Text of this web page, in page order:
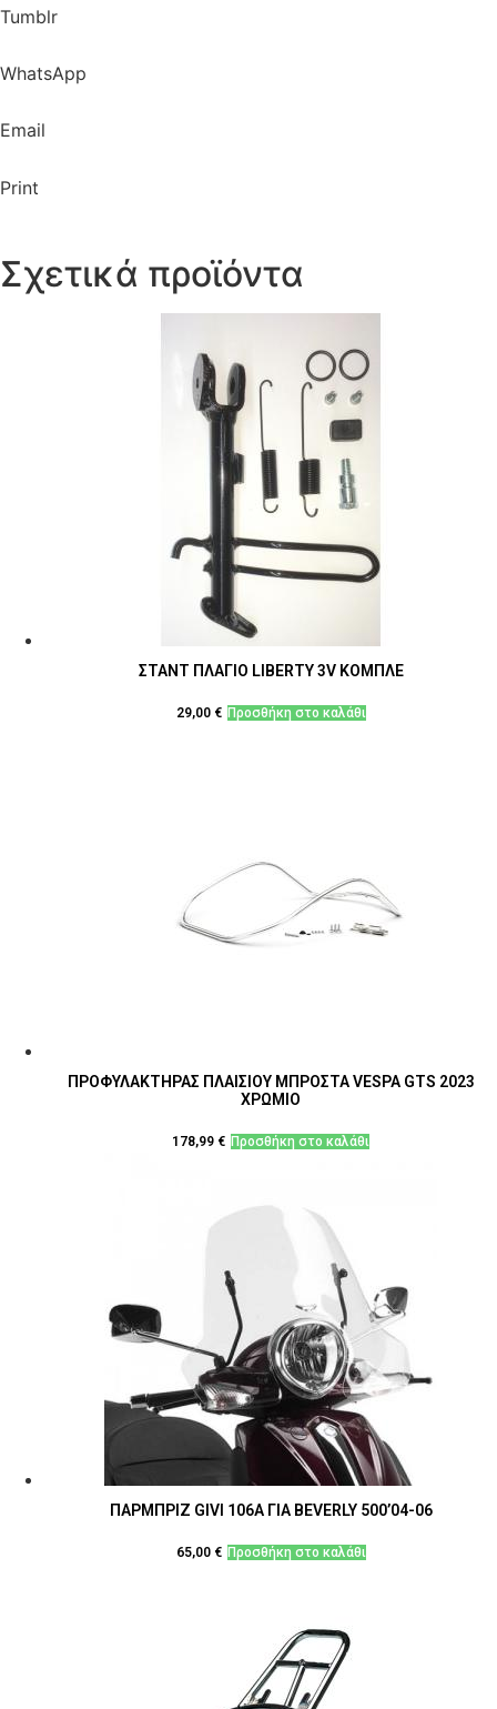
Tumblr
WhatsApp
Email
Print
Σχετικά προϊόντα
ΣΤΑΝΤ ΠΛΑΓΙΟ LIBERTY 3V ΚΟΜΠΛΕ
29,00 € Προσθήκη στο καλάθι
ΠΡΟΦΥΛΑΚΤΗΡΑΣ ΠΛΑΙΣΙΟΥ ΜΠΡΟΣΤΑ VESPA GTS 2023
ΧΡΩΜΙΟ
178,99 € Προσθήκη στο καλάθι
ΠΑΡΜΠΡΙΖ GIVI 106A ΓΙΑ BEVERLY 500’04-06
65,00 € Προσθήκη στο καλάθι